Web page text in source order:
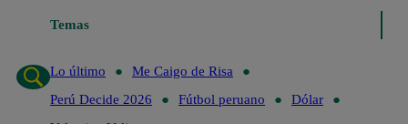
Temas
Lo último
Me Caigo de Risa
Perú Decide 2026
Fútbol peruano
Dólar